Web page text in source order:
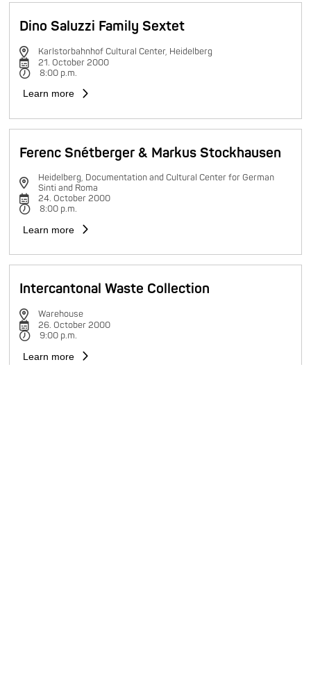
Dino Saluzzi Family Sextet
Karlstorbahnhof Cultural Center, Heidelberg
21. October 2000
8:00 p.m.
Learn more
Ferenc Snétberger & Markus Stockhausen
Heidelberg, Documentation and Cultural Center for German
Sinti and Roma
24. October 2000
8:00 p.m.
Learn more
Intercantonal Waste Collection
Warehouse
26. October 2000
9:00 p.m.
Learn more